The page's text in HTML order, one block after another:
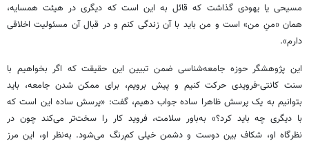
مسیحی یا یهودی گذاشت که قائل به این است که دیگری در هیئت همسایه،
همان «منِ من» است و من باید با آن زندگی کنم و در قبال آن مسئولیت اخلاقی
دارم».
این پژوهشگر حوزه جامعه‌شناسی ضمن تبیین این حقیقت که اگر بخواهیم با
سنت کانتی-فرویدی حرکت کنیم و پیش برویم، برای ممکن شدن جامعه، باید
بتوانیم به یک پرسش ظاهرا ساده جواب دهیم، گفت: «پرسش ساده این است که
با دیگری چه باید کرد؟» به‌باور سلامت، فروید کار را سخت‌تر می‌کند چون در
نظرگاه او، شکاف بین دوست و دشمن خیلی کم‌رنگ می‌شود. به‌نظر او، این مرز